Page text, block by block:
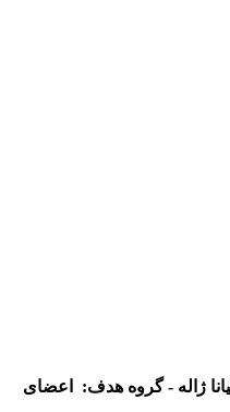
ژاله - گروه هدف:
اعضای